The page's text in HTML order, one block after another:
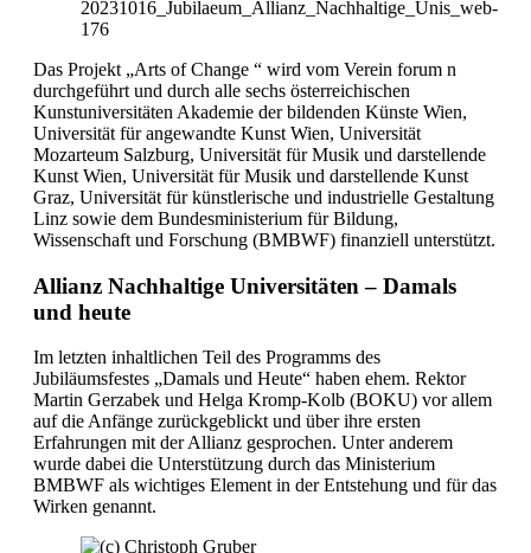
Das Projekt „Arts of Change “ wird vom Verein forum n
durchgeführt und durch alle sechs österreichischen
Kunstuniversitäten Akademie der bildenden Künste Wien,
Universität für angewandte Kunst Wien, Universität
Mozarteum Salzburg, Universität für Musik und darstellende
Kunst Wien, Universität für Musik und darstellende Kunst
Graz, Universität für künstlerische und industrielle Gestaltung
Linz sowie dem Bundesministerium für Bildung,
Wissenschaft und Forschung (BMBWF) finanziell unterstützt.
Allianz Nachhaltige Universitäten – Damals
und heute
Im letzten inhaltlichen Teil des Programms des
Jubiläumsfestes „Damals und Heute“ haben ehem. Rektor
Martin Gerzabek und Helga Kromp-Kolb (BOKU) vor allem
auf die Anfänge zurückgeblickt und über ihre ersten
Erfahrungen mit der Allianz gesprochen. Unter anderem
wurde dabei die Unterstützung durch das Ministerium
BMBWF als wichtiges Element in der Entstehung und für das
Wirken genannt.